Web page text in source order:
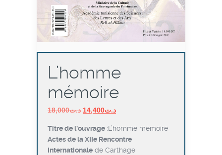
L’homme
mémoire
د.ت18,000
Le
initial
était :
د.ت14,400
Le
actuel
est :
Titre de l’ouvrage :L’homme mémoire
Actes de la XIIe Rencontre
Internationale de Carthage